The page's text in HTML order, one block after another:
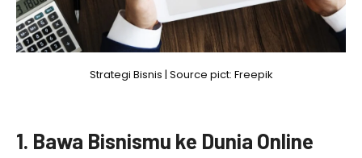
Strategi Bisnis | Source pict: Freepik
1. Bawa Bisnismu ke Dunia Online